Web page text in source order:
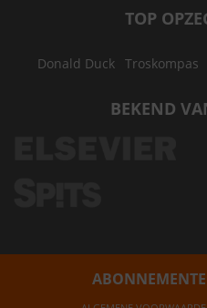
TOP
Donald Duck Troskompas
BEKEND